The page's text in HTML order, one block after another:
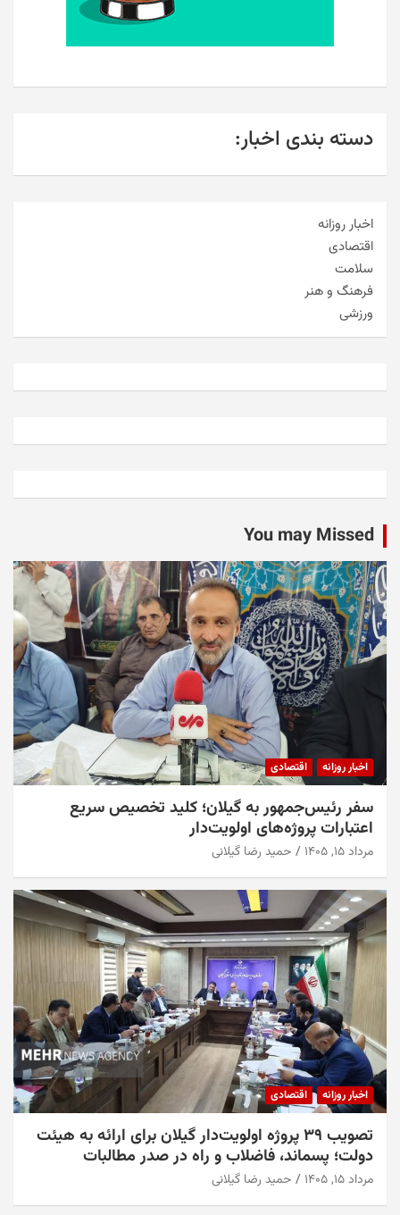
دسته بندی اخبار:
اخبار روزانه
اقتصادی
سلامت
فرهنگ و هنر
ورزشی
You may Missed
اخبار روزانه اقتصادی
سفر رئیس‌جمهور به گیلان؛ کلید تخصیص سریع
اعتبارات پروژه‌های اولویت‌دار
مرداد ۱۵, ۱۴۰۵ حمید رضا گیلانی
اخبار روزانه اقتصادی
تصویب ۳۹ پروژه اولویت‌دار گیلان برای ارائه به هیئت
دولت؛ پسماند، فاضلاب و راه در صدر مطالبات
مرداد ۱۵, ۱۴۰۵ حمید رضا گیلانی